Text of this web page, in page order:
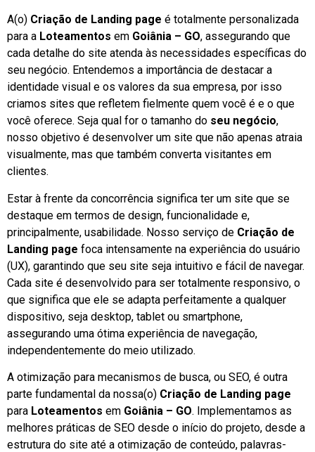
A(o) Criação de Landing page é totalmente personalizada
para a Loteamentos em Goiânia – GO, assegurando que
cada detalhe do site atenda às necessidades específicas do
seu negócio. Entendemos a importância de destacar a
identidade visual e os valores da sua empresa, por isso
criamos sites que refletem fielmente quem você é e o que
você oferece. Seja qual for o tamanho do seu negócio,
nosso objetivo é desenvolver um site que não apenas atraia
visualmente, mas que também converta visitantes em
clientes.
Estar à frente da concorrência significa ter um site que se
destaque em termos de design, funcionalidade e,
principalmente, usabilidade. Nosso serviço de Criação de
Landing page foca intensamente na experiência do usuário
(UX), garantindo que seu site seja intuitivo e fácil de navegar.
Cada site é desenvolvido para ser totalmente responsivo, o
que significa que ele se adapta perfeitamente a qualquer
dispositivo, seja desktop, tablet ou smartphone,
assegurando uma ótima experiência de navegação,
independentemente do meio utilizado.
A otimização para mecanismos de busca, ou SEO, é outra
parte fundamental da nossa(o) Criação de Landing page
para Loteamentos em Goiânia – GO. Implementamos as
melhores práticas de SEO desde o início do projeto, desde a
estrutura do site até a otimização de conteúdo, palavras-